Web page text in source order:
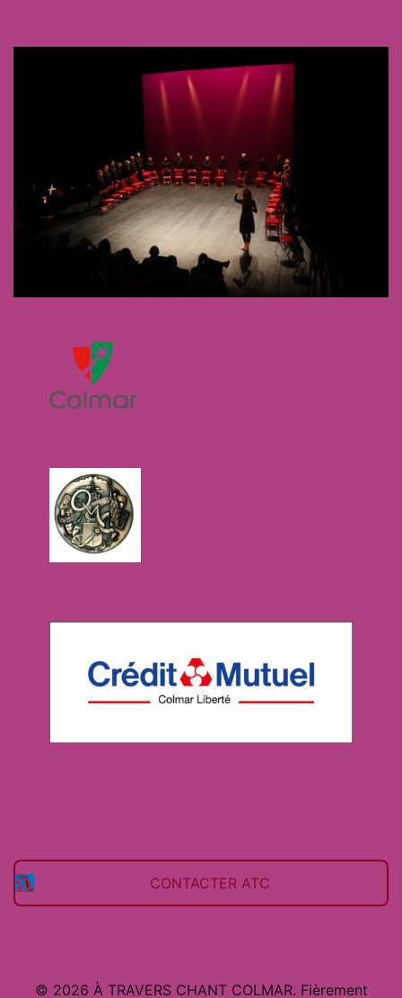
CONTACTER ATC
© 2026 À TRAVERS CHANT COLMAR. Fièrement